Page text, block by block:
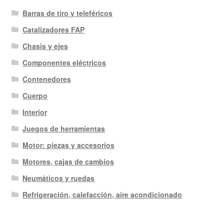
Barras de tiro y teleféricos
Catalizadores FAP
Chasis y ejes
Componentes eléctricos
Contenedores
Cuerpo
Interior
Juegos de herramientas
Motor: piezas y accesorios
Motores, cajas de cambios
Neumáticos y ruedas
Refrigeración, calefacción, aire acondicionado